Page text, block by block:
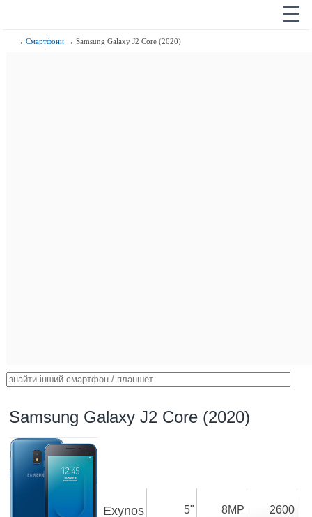
☰
→Смартфони → Samsung Galaxy J2 Core (2020)
Samsung Galaxy J2 Core (2020)
Exynos
5" 8MP
2600